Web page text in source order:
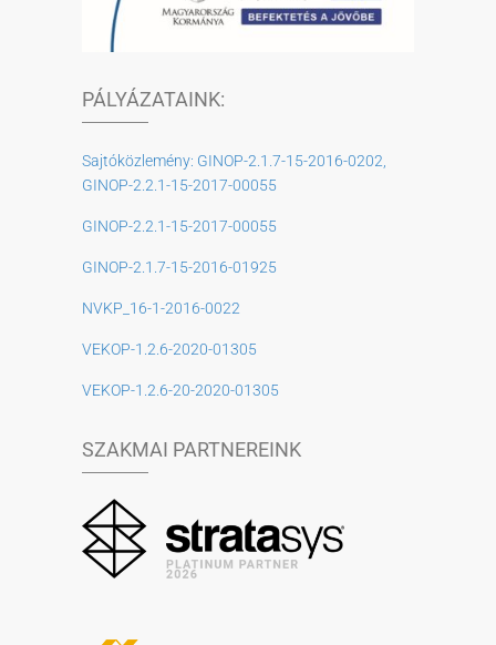
PÁLYÁZATAINK:
Sajtóközlemény: GINOP-2.1.7-15-2016-0202,
GINOP-2.2.1-15-2017-00055
GINOP-2.2.1-15-2017-00055
GINOP-2.1.7-15-2016-01925
NVKP_16-1-2016-0022
VEKOP-1.2.6-2020-01305
VEKOP-1.2.6-20-2020-01305
SZAKMAI PARTNEREINK